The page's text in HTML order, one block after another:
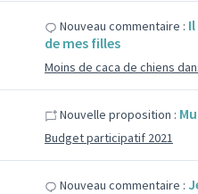
Nouveau commentaire :
de mes filles
Moins de caca de chiens
Nouvelle proposition :
Budget participatif 2021
Nouveau commentaire :